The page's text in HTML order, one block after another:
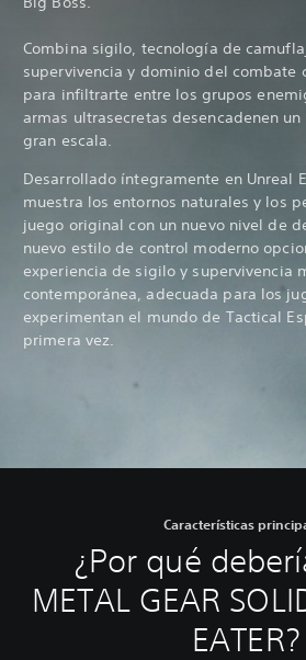
Combina sigilo, tecnología de
supervivencia y dominio del combate
para infiltrarte entre los grupos
armas ultrasecretas desencadenen
gran escala.
Desarrollado íntegramente en Unreal
muestra los entornos naturales y los
juego original con un nuevo nivel de
nuevo estilo de control moderno
experiencia de sigilo y supervivencia
contemporánea, adecuada para los
experimentan el mundo de Tactical
primera vez.
Características
¿Por qué
METAL GEAR
EATER?